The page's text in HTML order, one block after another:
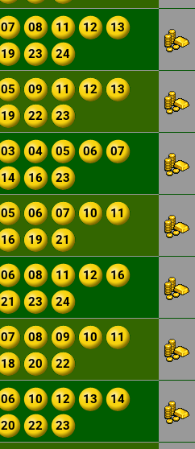
07 08 11 12
13
19 23 24
05 09 11 12
13
19 22 23
03 04 05 06
07
14 16 23
05 06 07 10
11
16 19 21
06 08 11 12
16
21 23 24
07 08 09 10
11
18 20 22
06 10 12 13
14
20 22 23